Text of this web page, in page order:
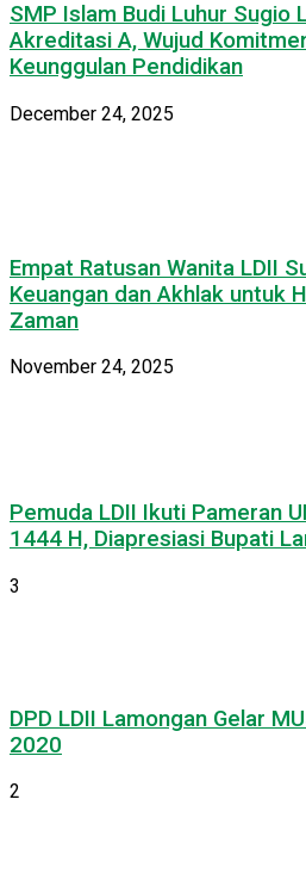
SMP Islam Budi Luhur Sugio
Akreditasi A, Wujud
Keunggulan Pendidikan
December 24, 2025
Empat Ratusan Wanita LDII
Keuangan dan Akhlak untuk
Zaman
November 24, 2025
Pemuda LDII Ikuti Pameran
1444 H, Diapresiasi Bupati
3
DPD LDII Lamongan Gelar
2020
2